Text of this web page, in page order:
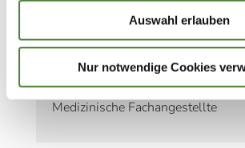
Auswahl erlauben
Nur notwendige Cookies
LUISA RÖMER
Medizinische Fachangestellte